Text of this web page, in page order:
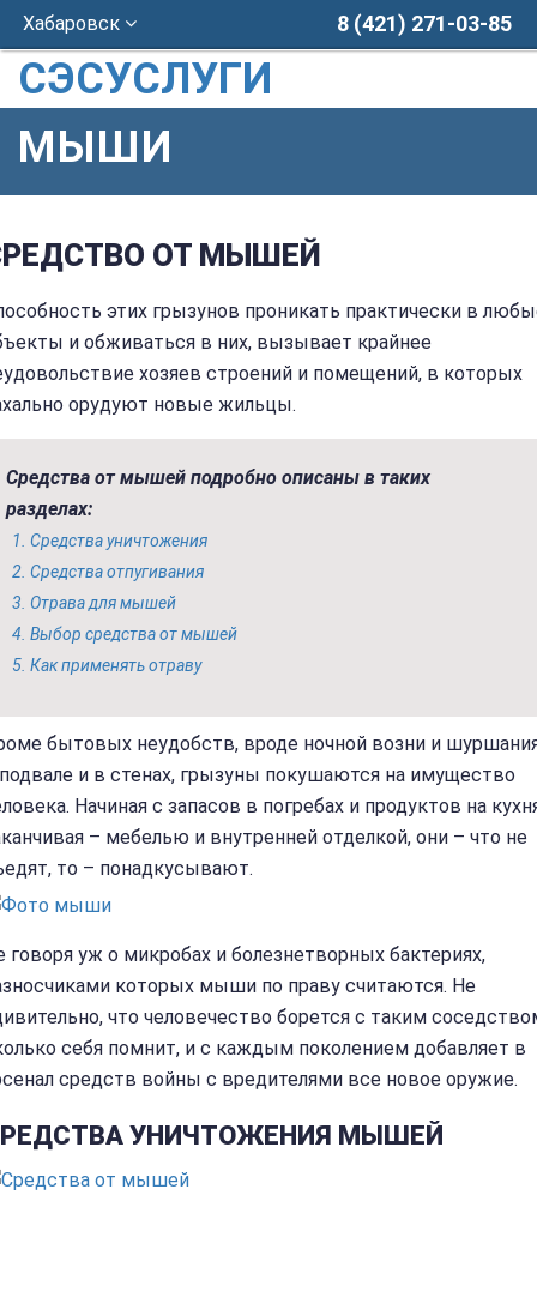
Хабаровск 8 (421) 271-03-85
СЭСУСЛУГИ
МЫШИ
ОТ МЫШЕЙ
этих грызунов проникать практически в
и обживаться в них, вызывает крайнее
хозяев строений и помещений, в которых
орудуют новые жильцы.
Средства от мышей подробно описаны в таких
разделах:
Средства уничтожения
Средства отпугивания
Отрава для мышей
Выбор средства от мышей
Как применять отраву
бытовых неудобств, вроде ночной возни и
и в стенах, грызуны покушаются на имущество
Начиная с запасов в погребах и продуктов на
– мебелью и внутренней отделкой, они – что не
то – понадкусывают.
говоря уж о микробах и болезнетворных бактериях,
которых мыши по праву считаются. Не
что человечество борется с таким
себя помнит, и с каждым поколением добавляет в
средств войны с вредителями все новое оружие.
УНИЧТОЖЕНИЯ МЫШЕЙ